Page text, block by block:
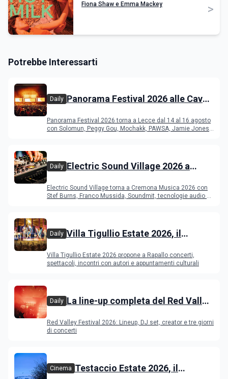
Fiona Shaw e Emma Mackey
>
Potrebbe Interessarti
Daily Panorama Festival 2026 alle Cave
programma
Panorama Festival 2026 torna a Lecce dal 14 al 16 agosto
con Solomun, Peggy Gou, Mochakk, PAWSA, Jamie Jones
Daily Electric Sound Village 2026 a
Young Band Contest, il programma
Electric Sound Village torna a Cremona Musica 2026 con
Stef Burns, Franco Mussida, Soundmit, tecnologie audio e
Daily Villa Tigullio Estate 2026, il
Villa Tigullio Estate 2026 propone a Rapallo concerti,
spettacoli, incontri con autori e appuntamenti culturali
Daily La line-up completa del Red Valley
Red Valley Festival 2026: Lineup, DJ set, creator e tre giorni
di concerti
Cinema Testaccio Estate 2026, il